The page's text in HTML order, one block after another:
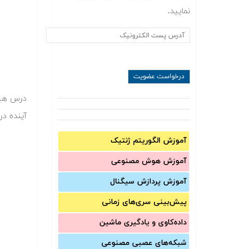
نمایید.
آموزش الگوریتم ژنتیک
آموزش‌ هوش مصنوعی
آموزش‌ پردازش سیگنال
پیش‌‌بینی سری‌‌های زمانی
داده‌کاوی و یادگیری ماشین
شبکه‌های عصبی مصنوعی
درس
آینده